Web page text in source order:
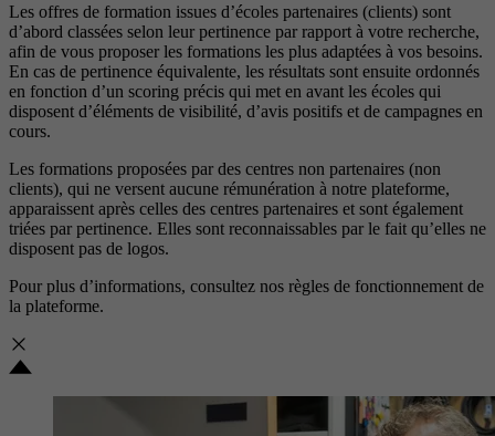
Les offres de formation issues d’écoles partenaires (clients) sont
d’abord classées selon leur pertinence par rapport à votre recherche,
afin de vous proposer les formations les plus adaptées à vos besoins.
En cas de pertinence équivalente, les résultats sont ensuite ordonnés
en fonction d’un scoring précis qui met en avant les écoles qui
disposent d’éléments de visibilité, d’avis positifs et de campagnes en
cours.
Les formations proposées par des centres non partenaires (non
clients), qui ne versent aucune rémunération à notre plateforme,
apparaissent après celles des centres partenaires et sont également
triées par pertinence. Elles sont reconnaissables par le fait qu’elles ne
disposent pas de logos.
Pour plus d’informations, consultez nos règles de fonctionnement de
la plateforme.